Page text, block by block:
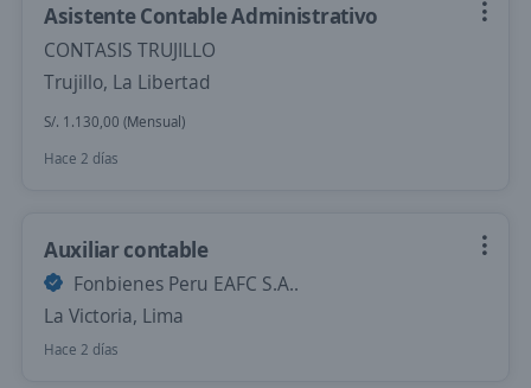
Asistente Contable Administrativo
CONTASIS TRUJILLO
Trujillo, La Libertad
S/. 1.130,00 (Mensual)
Hace 2 días
Auxiliar contable
Fonbienes Peru EAFC S.A..
La Victoria, Lima
Hace 2 días